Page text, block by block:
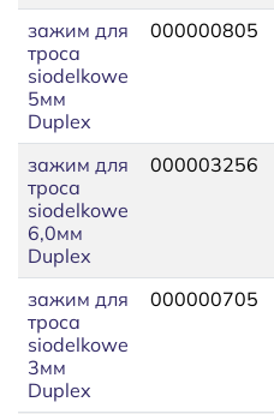
зажим для
троса
siodelkowe
5мм
Duplex
000000805
зажим для
троса
siodelkowe
6,0мм
Duplex
000003256
зажим для
троса
siodelkowe
3мм
Duplex
000000705